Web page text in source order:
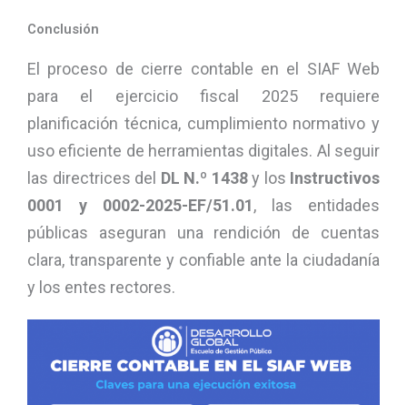
Conclusión
El proceso de cierre contable en el SIAF Web
para el ejercicio fiscal 2025 requiere
planificación técnica, cumplimiento normativo y
uso eficiente de herramientas digitales. Al seguir
las directrices del DL N.º 1438y los Instructivos
0001 y 0002-2025-EF/51.01, las entidades
públicas aseguran una rendición de cuentas
clara, transparente y confiable ante la ciudadanía
y los entes rectores.